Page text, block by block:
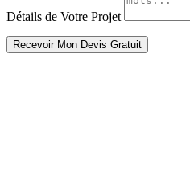
Détails de Votre Projet
Recevoir Mon Devis Gratuit